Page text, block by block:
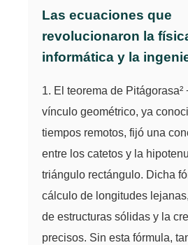
Las ecuaciones que
revolucionaron la
informática y la
1. El teorema de Pitágorasa²
vínculo geométrico, ya
tiempos remotos, fijó una
entre los catetos y la
triángulo rectángulo. Dicha
cálculo de longitudes
de estructuras sólidas y la
precisos. Sin esta fórmula,